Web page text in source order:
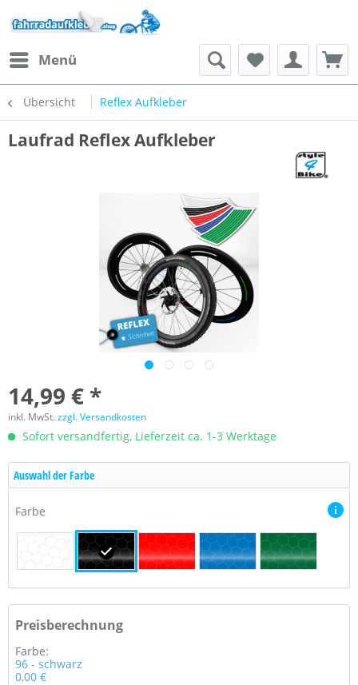
Menü
Übersicht Reflex Aufkleber
Laufrad Reflex Aufkleber
14,99 € *
inkl. MwSt.zzgl. Versandkosten
Sofort versandfertig, Lieferzeit ca. 1-3 Werktage
Auswahl der Farbe
Farbe
Preisberechnung
Farbe:
96 - schwarz
0,00 €